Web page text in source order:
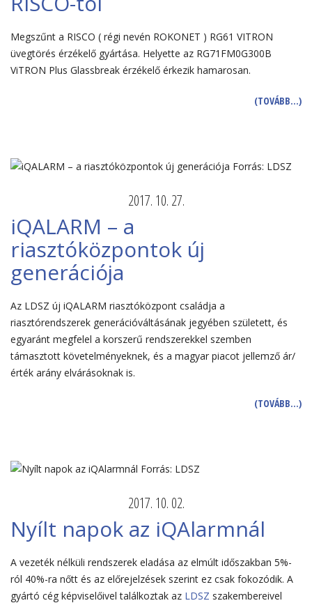
Megszűnt a RISCO ( régi nevén ROKONET ) RG61 VITRON
üvegtörés érzékelő gyártása. Helyette az RG71FM0G300B
ViTRON Plus Glassbreak érzékelő érkezik hamarosan.
(TOVÁBB…)
2017. 10. 27.
iQALARM – a
riasztóközpontok új
generációja
Az LDSZ új iQALARM riasztóközpont családja a
riasztórendszerek generációváltásának jegyében született, és
egyaránt megfelel a korszerű rendszerekkel szemben
támasztott követelményeknek, és a magyar piacot jellemző ár/
érték arány elvárásoknak is.
(TOVÁBB…)
2017. 10. 02.
Nyílt napok az iQAlarmnál
A vezeték nélküli rendszerek eladása az elmúlt időszakban 5%-
ról 40%-ra nőtt és az előrejelzések szerint ez csak fokozódik. A
gyártó cég képviselőivel találkoztak az LDSZ szakembereivel